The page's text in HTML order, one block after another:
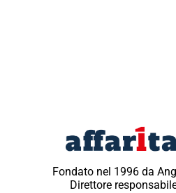
Fondato nel 1996 da
Direttore